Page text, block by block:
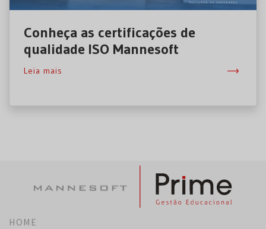
Conheça as certificações de
qualidade ISO Mannesoft
Leia mais
HOME